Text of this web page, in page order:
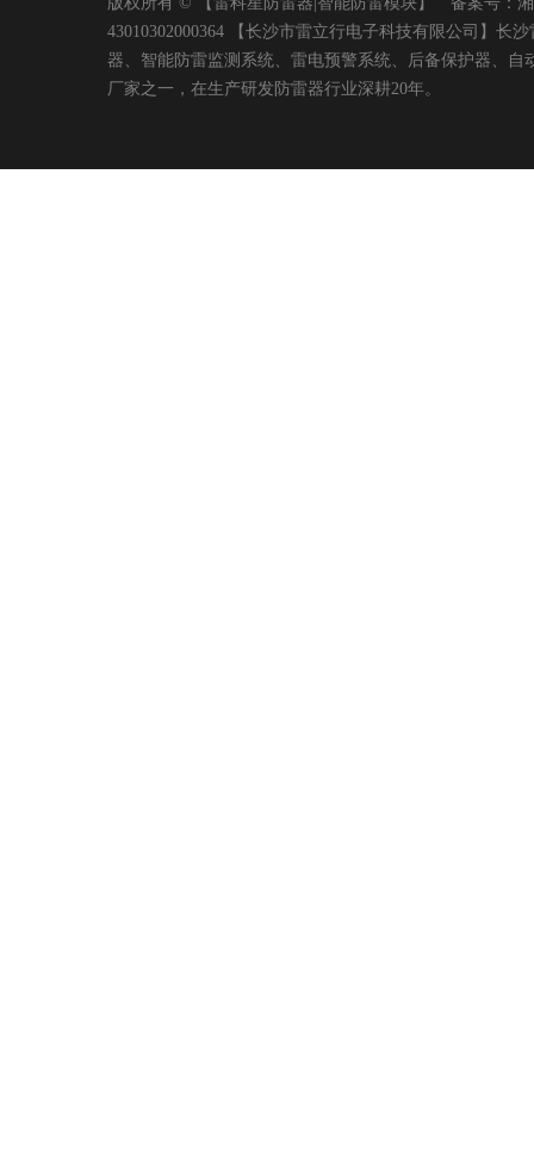
43010302000364 【长沙市雷立行电子科技有限公司】长
器、智能防雷监测系统、雷电预警系统、后备保护器、
厂家之一，在生产研发防雷器行业深耕20年。